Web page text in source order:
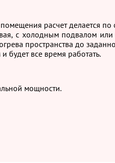
расчет делается
с холодным подвалом
пространства до
будет все время работать.
мощности.